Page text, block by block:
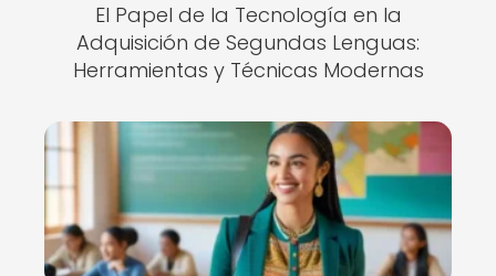
El Papel de la Tecnología en la
Adquisición de Segundas Lenguas:
Herramientas y Técnicas Modernas